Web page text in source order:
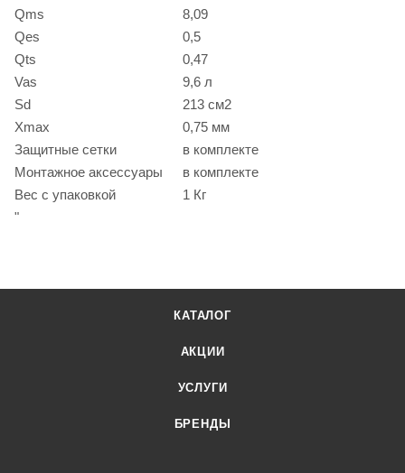
Qms
8,09
Qes
0,5
Qts
0,47
Vas
9,6 л
Sd
213 см2
Xmax
0,75 мм
Защитные сетки
в комплекте
Монтажное аксессуары
в комплекте
Вес с упаковкой
1 Кг
"
КАТАЛОГ
АКЦИИ
УСЛУГИ
БРЕНДЫ